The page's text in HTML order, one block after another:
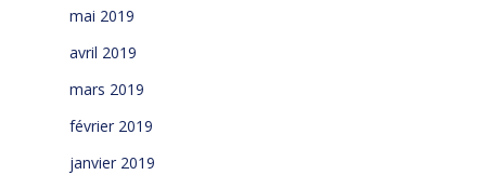
mai 2019
avril 2019
mars 2019
février 2019
janvier 2019